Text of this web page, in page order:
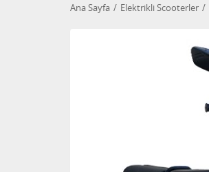
Ana Sayfa Elektrikli Scooterler